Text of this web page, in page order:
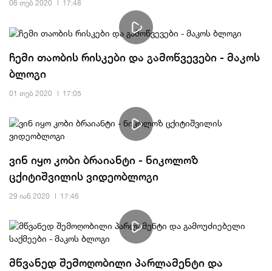
06 თებ 2020 17:48
ჩემი თაობის რისკები და გამოწვევები - მაკოს
ბლოგი
01 თებ 2020 17:05
ვინ იყო კობი ბრაიანტი - ნიკოლოზ
ცქიტიშვილის ვიდეობლოგი
29 იან 2020 17:46
მწვანედ შემოღობილი პარლამენტი და